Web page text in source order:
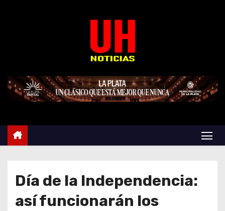
e
Día de la Independencia:
así funcionarán los